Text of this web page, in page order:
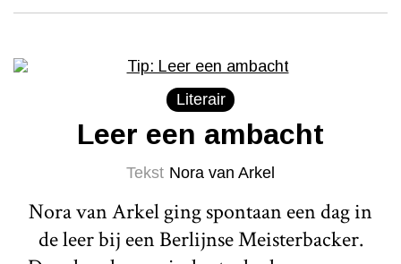
Literair
Leer een ambacht
Tekst Nora van Arkel
Nora van Arkel ging spontaan een dag in
de leer bij een Berlijnse Meisterbacker.